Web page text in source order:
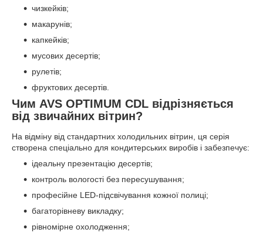
чизкейків;
макарунів;
капкейків;
мусових десертів;
рулетів;
фруктових десертів.
Чим AVS OPTIMUM CDL відрізняється
від звичайних вітрин?
На відміну від стандартних холодильних вітрин, ця серія
створена спеціально для кондитерських виробів і забезпечує:
ідеальну презентацію десертів;
контроль вологості без пересушування;
професійне LED-підсвічування кожної полиці;
багаторівневу викладку;
рівномірне охолодження;